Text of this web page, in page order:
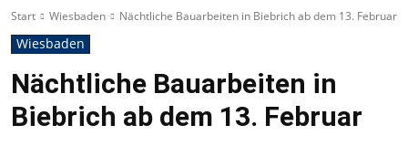
Start Wiesbaden Nächtliche Bauarbeiten in Biebrich ab dem 13. Februar
Wiesbaden
Nächtliche Bauarbeiten in
Biebrich ab dem 13. Februar